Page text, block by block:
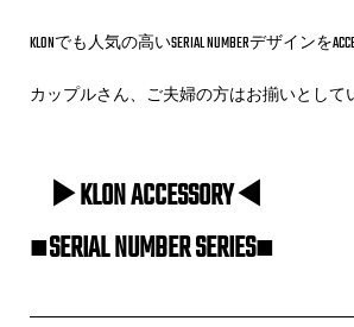
KLONでも人気の高いSERIAL NUMBERデザインを
カップルさん、ご夫婦の方はお揃いとして
▶KLON ACCESSORY◀
■SERIAL NUMBER SERIES■